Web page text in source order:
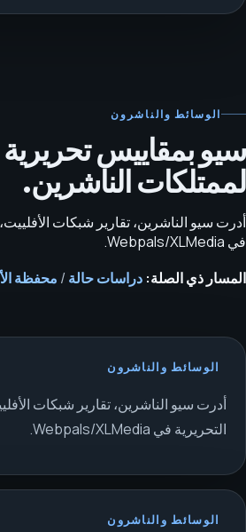
الوسائط والناشرون
لممتلكات الناشرين.
أدرت سيو الناشرين، تقارير شبكات
في Webpals/XLMedia.
المسار ذي الصلة: دراسات حالة / محفظة
الوسائط والناشرون
أدرت سيو الناشرين، تقارير شبكات
التحريرية في Webpals/XLMedia.
الوسائط والناشرون